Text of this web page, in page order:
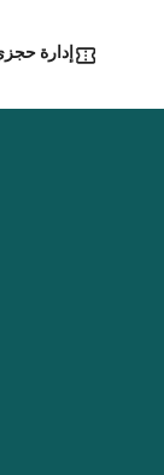
إدارة